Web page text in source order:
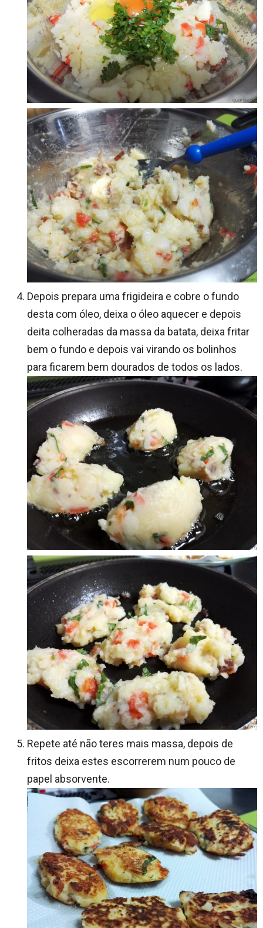
Depois prepara uma frigideira e cobre o fundo
desta com óleo, deixa o óleo aquecer e depois
deita colheradas da massa da batata, deixa fritar
bem o fundo e depois vai virando os bolinhos
para ficarem bem dourados de todos os lados.
Repete até não teres mais massa, depois de
fritos deixa estes escorrerem num pouco de
papel absorvente.